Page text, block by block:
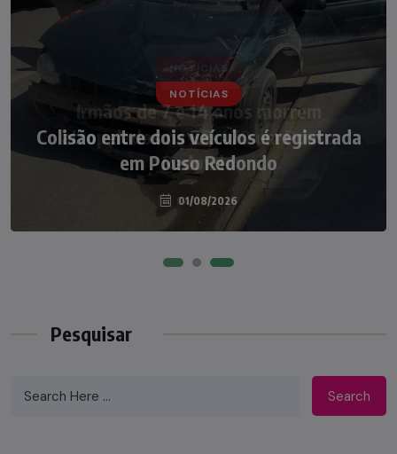
NOTÍCIAS
Colisão entre dois veículos é registrada
em Pouso Redondo
01/08/2026
NOTÍCIAS
Irmãos de 7 e 14 anos morrem
atropelados na BR-470 em Pouso
Redondo
04/08/2026
Pesquisar
Search